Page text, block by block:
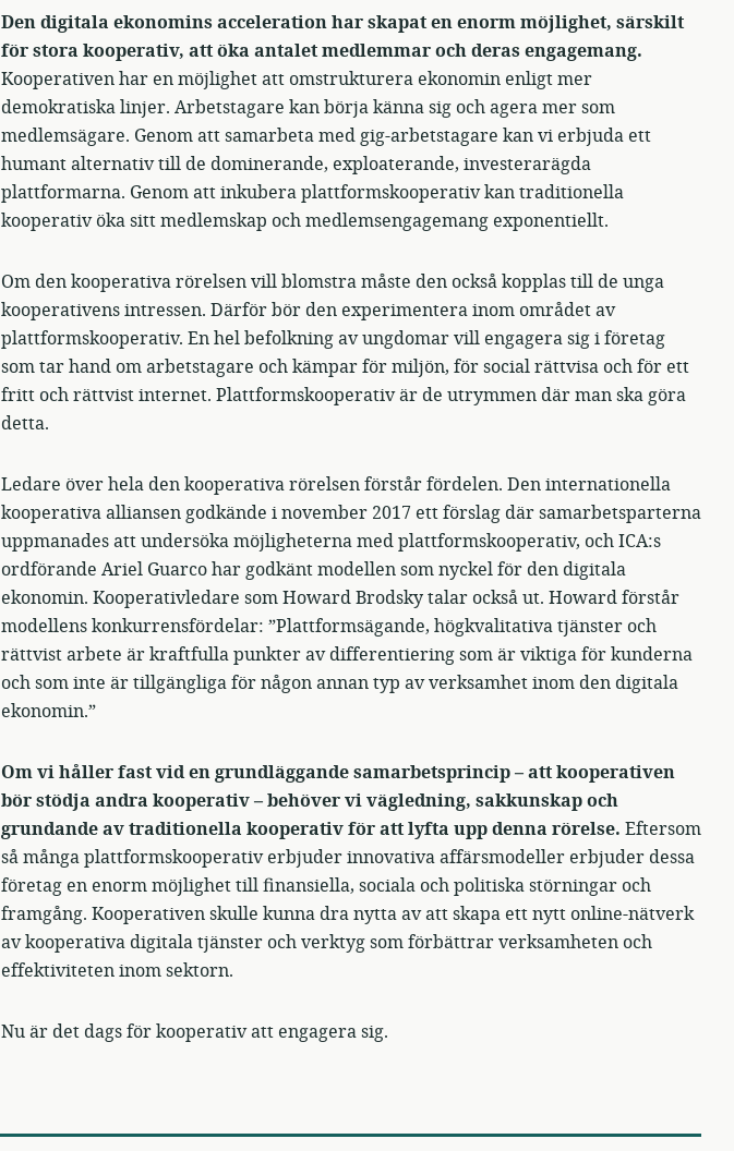
Den digitala ekonomins acceleration har skapat en enorm möjlighet, särskilt
för stora kooperativ, att öka antalet medlemmar och deras engagemang.
Kooperativen har en möjlighet att omstrukturera ekonomin enligt mer
demokratiska linjer. Arbetstagare kan börja känna sig och agera mer som
medlemsägare. Genom att samarbeta med gig-arbetstagare kan vi erbjuda ett
humant alternativ till de dominerande, exploaterande, investerarägda
plattformarna. Genom att inkubera plattformskooperativ kan traditionella
kooperativ öka sitt medlemskap och medlemsengagemang exponentiellt.
Om den kooperativa rörelsen vill blomstra måste den också kopplas till de unga
kooperativens intressen. Därför bör den experimentera inom området av
plattformskooperativ. En hel befolkning av ungdomar vill engagera sig i företag
som tar hand om arbetstagare och kämpar för miljön, för social rättvisa och för ett
fritt och rättvist internet. Plattformskooperativ är de utrymmen där man ska göra
detta.
Ledare över hela den kooperativa rörelsen förstår fördelen. Den internationella
kooperativa alliansen godkände i november 2017 ett förslag där samarbetsparterna
uppmanades att undersöka möjligheterna med plattformskooperativ, och ICA:s
ordförande Ariel Guarco har godkänt modellen som nyckel för den digitala
ekonomin. Kooperativledare som Howard Brodsky talar också ut. Howard förstår
modellens konkurrensfördelar: ”Plattformsägande, högkvalitativa tjänster och
rättvist arbete är kraftfulla punkter av differentiering som är viktiga för kunderna
och som inte är tillgängliga för någon annan typ av verksamhet inom den digitala
ekonomin.”
Om vi håller fast vid en grundläggande samarbetsprincip – att kooperativen
bör stödja andra kooperativ – behöver vi vägledning, sakkunskap och
grundande av traditionella kooperativ för att lyfta upp denna rörelse. Eftersom
så många plattformskooperativ erbjuder innovativa affärsmodeller erbjuder dessa
företag en enorm möjlighet till finansiella, sociala och politiska störningar och
framgång. Kooperativen skulle kunna dra nytta av att skapa ett nytt online-nätverk
av kooperativa digitala tjänster och verktyg som förbättrar verksamheten och
effektiviteten inom sektorn.
Nu är det dags för kooperativ att engagera sig.